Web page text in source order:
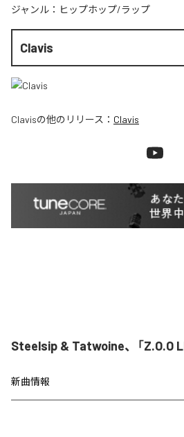
ジャンル： ヒップホップ/ラップ
Clavis
Clavisの他のリリース： Clavis
Steelsip & Tatwoine、「Z.O.O
新曲情報